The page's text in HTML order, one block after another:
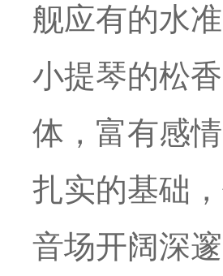
舰应有的水
小提琴的松
体，富有感
扎实的基础
音场开阔深